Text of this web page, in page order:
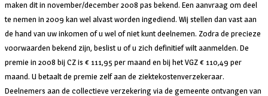
maken dit in november/december 2008 pas bekend. Een aanvraag om deel
te nemen in 2009 kan wel alvast worden ingediend. Wij stellen dan vast aan
de hand van uw inkomen of u wel of niet kunt deelnemen. Zodra de precieze
voorwaarden bekend zijn, beslist u of u zich definitief wilt aanmelden. De
premie in 2008 bij CZ is € 111,95 per maand en bij het VGZ € 110,49 per
maand. U betaalt de premie zelf aan de ziektekostenverzekeraar.
Deelnemers aan de collectieve verzekering via de gemeente ontvangen van